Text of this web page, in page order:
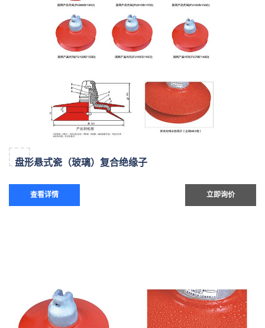
盘形悬式瓷（玻璃）复合绝缘子
查看详情 立即询价